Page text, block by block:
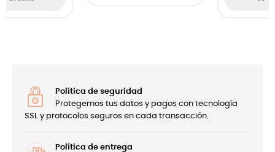
Política de seguridad
Protegemos tus datos y pagos con tecnología
SSL y protocolos seguros en cada transacción.
Política de entrega